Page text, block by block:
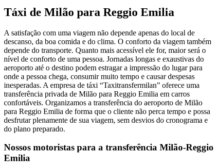
Táxi de Milão para Reggio Emilia
A satisfação com uma viagem não depende apenas do local de
descanso, da boa comida e do clima. O conforto da viagem também
depende do transporte. Quanto mais acessível ele for, maior será o
nível de conforto de uma pessoa. Jornadas longas e exaustivas do
aeroporto até o destino podem estragar a impressão do lugar para
onde a pessoa chega, consumir muito tempo e causar despesas
inesperadas. A empresa de táxi “Taxitransfermilan” oferece uma
transferência privada de Milão para Reggio Emilia em carros
confortáveis. Organizamos a transferência do aeroporto de Milão
para Reggio Emilia de forma que o cliente não perca tempo e possa
desfrutar plenamente de sua viagem, sem desvios do cronograma e
do plano preparado.
Nossos motoristas para a transferência Milão-Reggio
Emilia